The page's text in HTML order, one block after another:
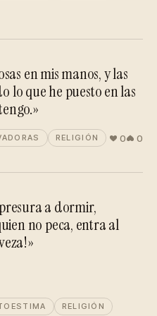
en mis manos, y las
lo que he puesto en las
RELIGIÓN 0 0
a dormir,
no peca, entra al
RELIGIÓN